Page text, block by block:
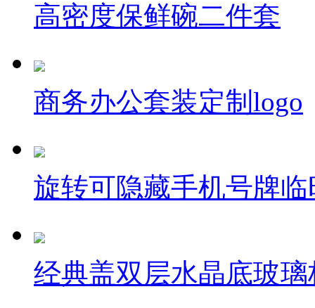
高密度保鲜碗二件套
商务办公套装定制logo
旋转可隐藏手机号牌
经典盖双层水晶底玻